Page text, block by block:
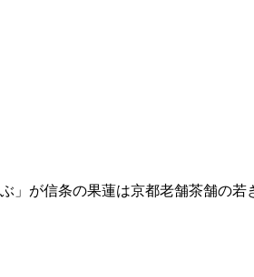
が信条の果蓮は京都老舗茶舗の